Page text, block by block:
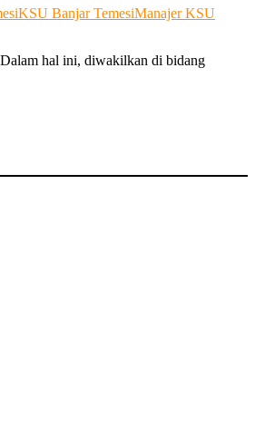
KSU Banjar TemesiManajer KSU
Dalam hal ini, diwakilkan di bidang